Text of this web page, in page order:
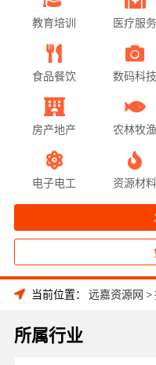
教育培训 医疗服务
食品餐饮 数码科技
房产地产 农林牧渔
电子电工 资源材料
当前位置： 远嘉资源网 >
所属行业